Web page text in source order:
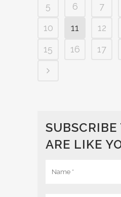
5
6 7
10
11 12
15
16 17
SUBSCRIBE
ARE LIKE